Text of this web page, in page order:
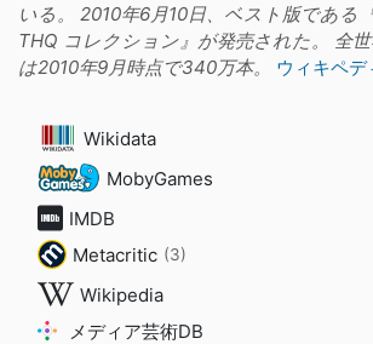
いる。 2010年6月10日、ベスト版である
THQ コレクション』が発売された。 全
は2010年9月時点で340万本。
ウィキペデ
Wikidata
MobyGames
IMDB
Metacritic (3)
Wikipedia
メディア芸術DB